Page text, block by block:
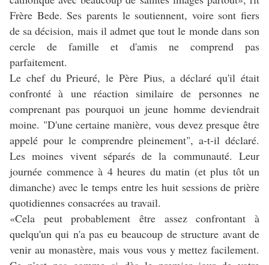
Frère Bede. Ses parents le soutiennent, voire sont fiers
de sa décision, mais il admet que tout le monde dans son
cercle de famille et d'amis ne comprend pas
parfaitement.
Le chef du Prieuré, le Père Pius, a déclaré qu'il était
confronté à une réaction similaire de personnes ne
comprenant pas pourquoi un jeune homme deviendrait
moine. "D'une certaine manière, vous devez presque être
appelé pour le comprendre pleinement", a-t-il déclaré.
Les moines vivent séparés de la communauté. Leur
journée commence à 4 heures du matin (et plus tôt un
dimanche) avec le temps entre les huit sessions de prière
quotidiennes consacrées au travail.
«Cela peut probablement être assez confrontant à
quelqu'un qui n'a pas eu beaucoup de structure avant de
venir au monastère, mais vous vous y mettez facilement.